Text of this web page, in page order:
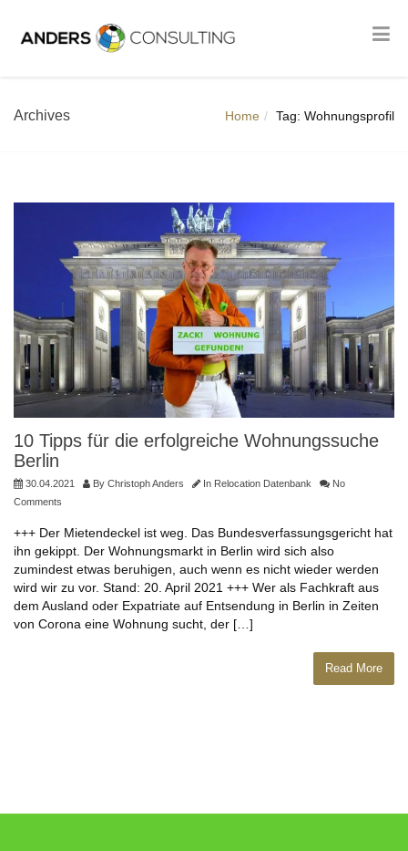
Archives Home Tag: Wohnungsprofil
10 Tipps für die erfolgreiche Wohnungssuche
Berlin
30.04.2021 By Christoph Anders In Relocation Datenbank
No
Comments
+++ Der Mietendeckel ist weg. Das Bundesverfassungsgericht hat
ihn gekippt. Der Wohnungsmarkt in Berlin wird sich also
zumindest etwas beruhigen, auch wenn es nicht wieder werden
wird wir zu vor. Stand: 20. April 2021 +++ Wer als Fachkraft aus
dem Ausland oder Expatriate auf Entsendung in Berlin in Zeiten
von Corona eine Wohnung sucht, der […]
Read More